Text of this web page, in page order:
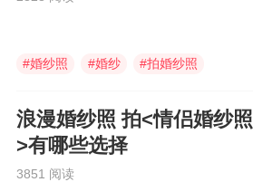
#婚纱照 #婚纱 #拍婚纱照
浪漫婚纱照 拍<情侣婚纱照
>有哪些选择
3851 阅读